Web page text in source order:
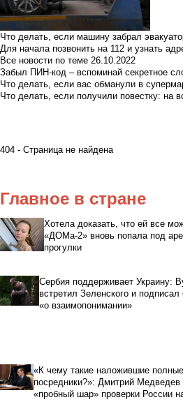
Что делать, если машину забрал
Для начала позвонить на 112 и узнать
Все новости по теме 26.10.2022
Забыл ПИН-код – вспоминай секретное
Что делать, если вас обманули в
Что делать, если получили повестку: на
404 - Страница не найдена
Главное в стране
Хотела доказать, что ей все
«ДОМа-2» вновь попала под
прогулки
Сербия поддерживает Украину:
встретил Зеленского и
«о взаимопонимании»
«К чему такие наложившие
посредники?»: Дмитрий Медведев
«пробный шар» проверки России